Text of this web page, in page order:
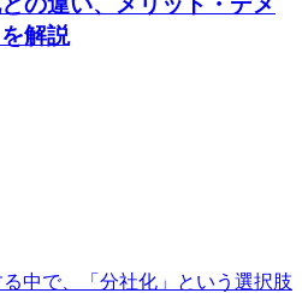
解説
中で、「分社化」という選択肢